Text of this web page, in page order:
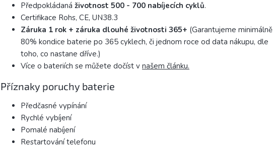
Předpokládaná životnost 500 - 700 nabíjecích cyklů.
Certifikace Rohs, CE, UN38.3
Záruka 1 rok + záruka dlouhé životnosti 365+ (Garantujeme minimálně
80% kondice baterie po 365 cyklech, či jednom roce od data nákupu, dle
toho, co nastane dříve.)
Více o bateriích se můžete dočíst v našem článku.
Příznaky poruchy baterie
Předčasné vypínání
Rychlé vybíjení
Pomalé nabíjení
Restartování telefonu